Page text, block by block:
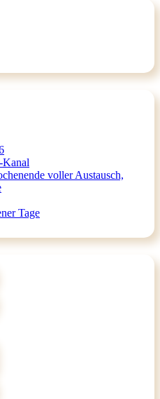
Kanal
voller Austausch,
Tage